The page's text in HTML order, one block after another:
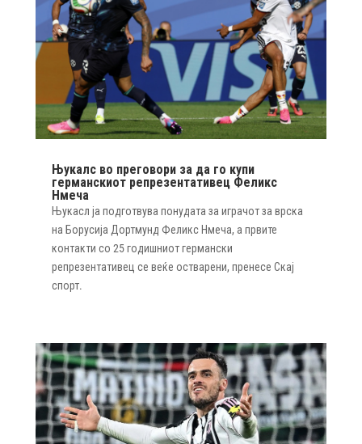
Њукалс во преговори за да го купи
германскиот репрезентативец Феликс
Нмеча
Њукасл ја подготвува понудата за играчот за врска
на Борусија Дортмунд Феликс Нмеча, а првите
контакти со 25 годишниот германски
репрезентативец се веќе остварени, пренесе Скај
спорт.